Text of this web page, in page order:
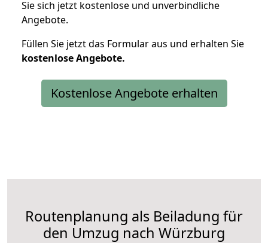
Sie sich jetzt kostenlose und unverbindliche
Angebote.
Füllen Sie jetzt das Formular aus und erhalten Sie
kostenloseAngebote.
Kostenlose Angebote erhalten
Routenplanung als Beiladung für
den Umzug nach Würzburg